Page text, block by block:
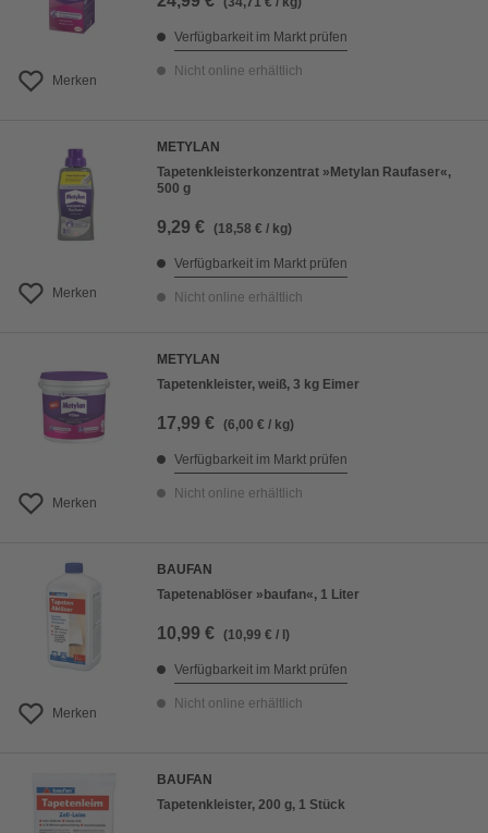
Merken
Verfügbarkeit im Markt prüfen
Nicht online erhältlich
Merken
METYLAN
Tapetenkleisterkonzentrat »Metylan Raufaser«,
500 g
9,29 € (18,58 € / kg)
Verfügbarkeit im Markt prüfen
Nicht online erhältlich
Merken
METYLAN
Tapetenkleister, weiß, 3 kg Eimer
17,99 € (6,00 € / kg)
Verfügbarkeit im Markt prüfen
Nicht online erhältlich
Merken
BAUFAN
Tapetenablöser »baufan«, 1 Liter
10,99 € (10,99 € / l)
Verfügbarkeit im Markt prüfen
Nicht online erhältlich
BAUFAN
Tapetenkleister, 200 g, 1 Stück